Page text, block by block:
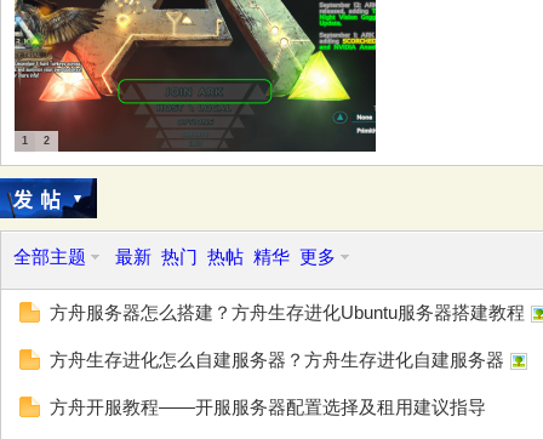
器
1 2
全部主题 最新 热门 热帖 精华 更多
方舟服务器怎么搭建？方舟生存进化Ubuntu服务器搭建教程
方舟生存进化怎么自建服务器？方舟生存进化自建服务器
方舟开服教程——开服服务器配置选择及租用建议指导